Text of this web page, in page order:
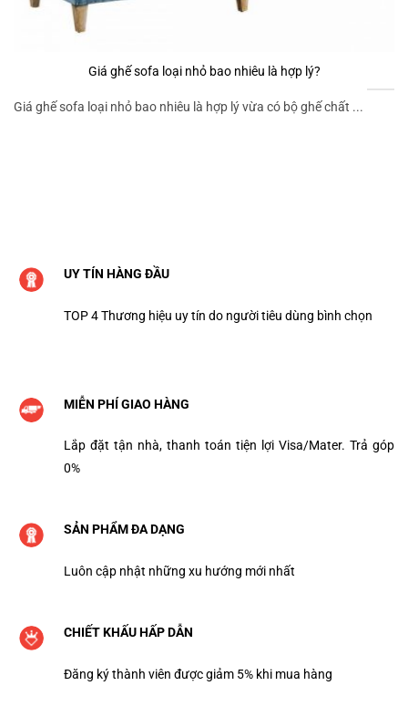
Giá ghế sofa loại nhỏ bao nhiêu là hợp lý?
Giá ghế sofa loại nhỏ bao nhiêu là hợp lý vừa có bộ ghế chất ...
UY TÍN HÀNG ĐẦU
TOP 4 Thương hiệu uy tín do người tiêu dùng bình chọn
MIỄN PHÍ GIAO HÀNG
Lắp đặt tận nhà, thanh toán tiện lợi Visa/Mater. Trả góp
0%
SẢN PHẨM ĐA DẠNG
Luôn cập nhật những xu hướng mới nhất
CHIẾT KHẤU HẤP DẪN
Đăng ký thành viên được giảm 5% khi mua hàng